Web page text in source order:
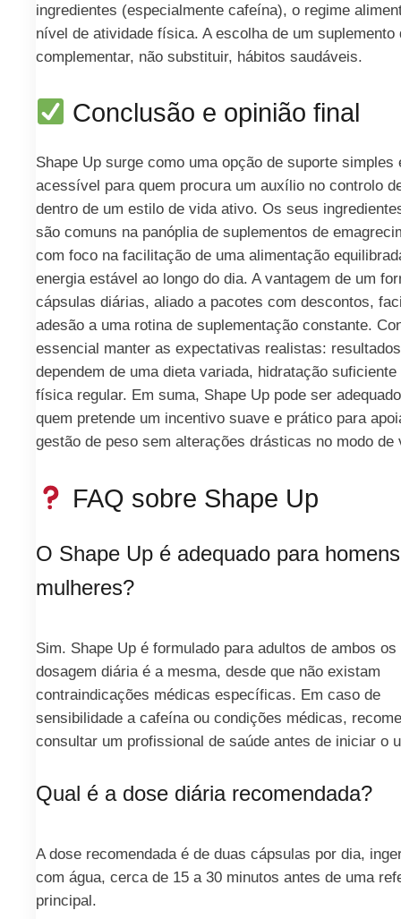
ingredientes (especialmente cafeína), o regime
nível de atividade física. A escolha de um suplemento
complementar, não substituir, hábitos saudáveis.
Conclusão e opinião final
Shape Up surge como uma opção de suporte simples
acessível para quem procura um auxílio no controlo
dentro de um estilo de vida ativo. Os seus
são comuns na panóplia de suplementos de
com foco na facilitação de uma alimentação
energia estável ao longo do dia. A vantagem de um
cápsulas diárias, aliado a pacotes com descontos,
adesão a uma rotina de suplementação constante.
essencial manter as expectativas realistas: resultados
dependem de uma dieta variada, hidratação
física regular. Em suma, Shape Up pode ser
quem pretende um incentivo suave e prático para
gestão de peso sem alterações drásticas no modo de
FAQ sobre Shape Up
O Shape Up é adequado para
mulheres?
Sim. Shape Up é formulado para adultos de ambos os
dosagem diária é a mesma, desde que não existam
contraindicações médicas específicas. Em caso de
sensibilidade a cafeína ou condições médicas,
consultar um profissional de saúde antes de iniciar o
Qual é a dose diária recomendada?
A dose recomendada é de duas cápsulas por dia,
com água, cerca de 15 a 30 minutos antes de uma
principal.